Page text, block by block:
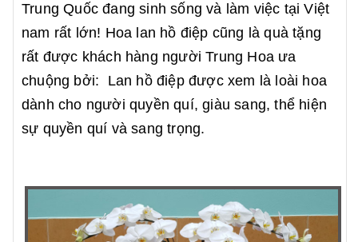
Trung Quốc đang sinh sống và làm việc tại Việt
nam rất lớn! Hoa lan hồ điệp cũng là quà tặng
rất được khách hàng người Trung Hoa ưa
chuộng bởi: Lan hồ điệp được xem là loài hoa
dành cho người quyền quí, giàu sang, thể hiện
sự quyền quí và sang trọng.